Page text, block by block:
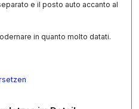
e il posto auto accanto al
in quanto molto datati.